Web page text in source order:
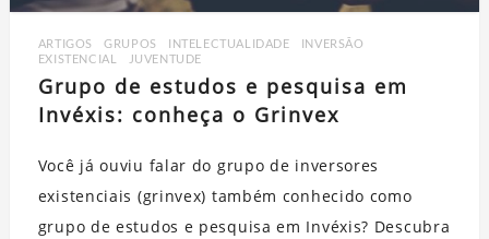
ARTIGOS ,GRUPOS INTELECTUALIDADE
INVERSÃO
EXISTENCIAL
JUVENTUDE
Grupo de estudos e pesquisa em
Invéxis: conheça o Grinvex
Você já ouviu falar do grupo de inversores
existenciais (grinvex) também conhecido como
grupo de estudos e pesquisa em Invéxis? Descubra